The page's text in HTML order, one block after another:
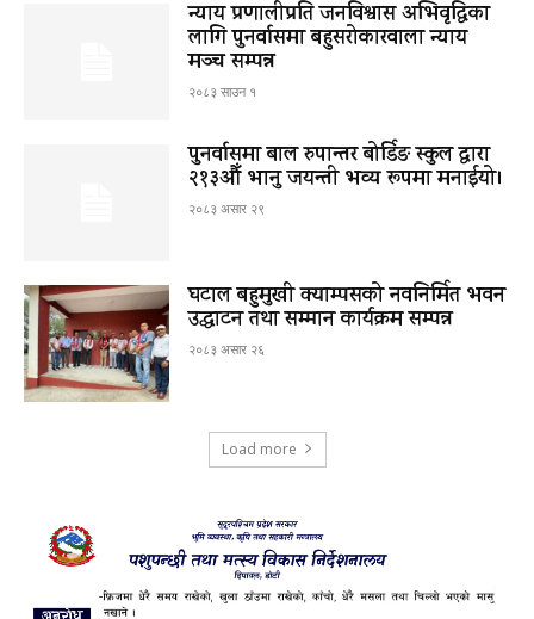
न्याय प्रणालीप्रति जनविश्वास अभिवृद्धिका
लागि पुनर्वासमा बहुसरोकारवाला न्याय
मञ्च सम्पन्न
२०८३ साउन १
पुनर्वासमा बाल रुपान्तर बोर्डिङ स्कुल द्धारा
२१३औँ भानु जयन्ती भव्य रूपमा मनाईयो।
२०८३ असार २९
घटाल बहुमुखी क्याम्पसको नवनिर्मित भवन
उद्घाटन तथा सम्मान कार्यक्रम सम्पन्न
२०८३ असार २६
Load more